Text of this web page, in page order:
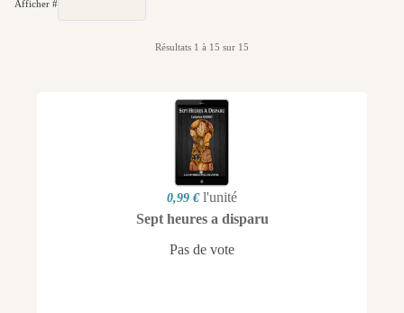
Afficher #
Résultats 1 à 15 sur 15
0,99 € l'unité
Sept heures a disparu
Pas de vote